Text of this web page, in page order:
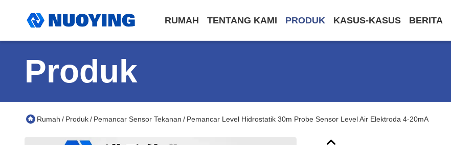
RUMAH TENTANG KAMI PRODUK KASUS-KASUS BERITA
Produk
Rumah / Produk/ Pemancar Sensor Tekanan / Pemancar Level Hidrostatik 30m Probe Sensor Level Air Elektroda 4-20mA